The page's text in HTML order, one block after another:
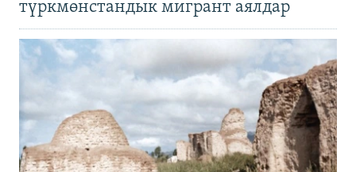
түркмөнстандык мигрант аялдар